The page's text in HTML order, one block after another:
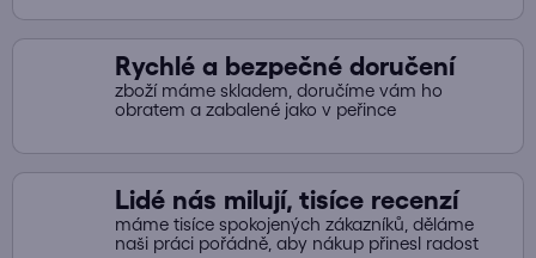
Rychlé a bezpečné doručení
zboží máme skladem, doručíme vám ho
obratem a zabalené jako v peřince
Lidé nás milují, tisíce recenzí
máme tisíce spokojených zákazníků, děláme
naši práci pořádně, aby nákup přinesl radost